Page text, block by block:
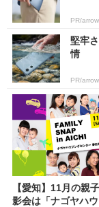
堅牢
情
【愛知】11月の親
影会は「ナゴヤハ